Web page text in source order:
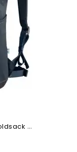
Рюкзак Fjallraven High Coast Foldsack 24 Navy